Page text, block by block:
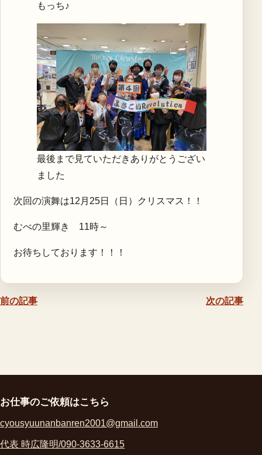
もっち♪
最後まで見ていただきありがとうござい
ました
次回の演舞は12月25日（日）クリスマス！！
むべの里輝き 11時～
お待ちしております！！！
前の記事 次の記事
お仕事のご依頼はこちら
cyousyuunanbanren2001@gmail.com
代表 時広隆明/090-3633-6615